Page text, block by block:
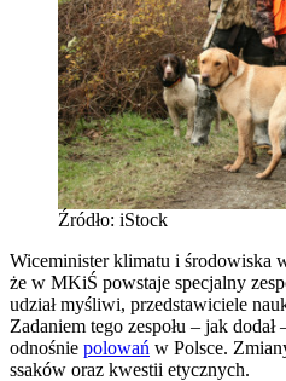
Źródło: iStock
Wiceminister klimatu i środowiska
że w MKiŚ powstaje specjalny
udział myśliwi, przedstawiciele
Zadaniem tego zespołu – jak
odnośnie polowań w Polsce.
ssaków oraz kwestii etycznych.